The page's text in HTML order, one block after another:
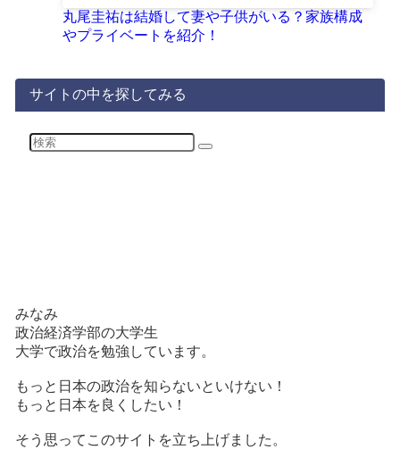
丸尾圭祐は結婚して妻や子供がいる？家族構成
やプライベートを紹介！
サイトの中を探してみる
みなみ
政治経済学部の大学生
大学で政治を勉強しています。
もっと日本の政治を知らないといけない！
もっと日本を良くしたい！
そう思ってこのサイトを立ち上げました。